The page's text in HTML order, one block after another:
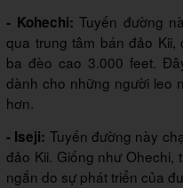
- Kohechi:Tuyến đường
qua trung tâm bán đảo
ba đèo cao 3.000 feet.
dành cho những người leo
hơn.
- Iseji: Tuyến đường này
đảo Kii. Giống như Ohechi,
ngắn do sự phát triển của